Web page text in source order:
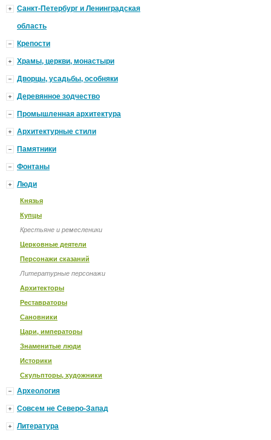
Санкт-Петербург и Ленинградская
область
Крепости
Храмы, церкви, монастыри
Дворцы, усадьбы, особняки
Деревянное зодчество
Промышленная архитектура
Архитектурные стили
Памятники
Фонтаны
Люди
Князья
Купцы
Крестьяне и ремесленики
Церковные деятели
Персонажи сказаний
Литературные персонажи
Архитекторы
Реставраторы
Сановники
Цари, императоры
Знаменитые люди
Историки
Скульпторы, художники
Археология
Совсем не Северо-Запад
Литература